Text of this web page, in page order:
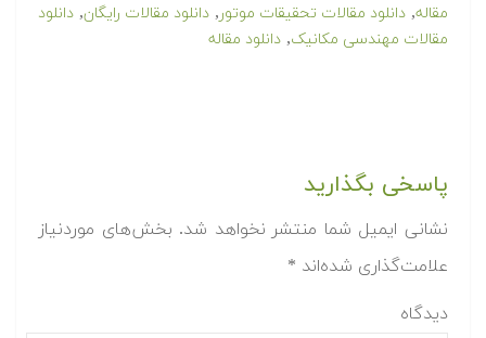
مقاله, دانلود مقالات تحقيقات موتور, دانلود مقالات رایگان, دانلود
مقالات مهندسی مکانیک, دانلود مقاله
پاسخی بگذارید
نشانی ایمیل شما منتشر نخواهد شد. بخش‌های موردنیاز
علامت‌گذاری شده‌اند *
دیدگاه